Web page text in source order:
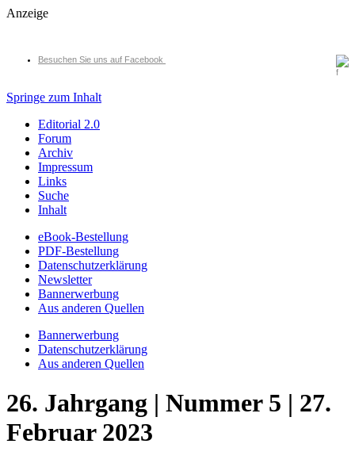
Anzeige
Besuchen Sie uns auf Facebook
Springe zum Inhalt
Editorial 2.0
Forum
Archiv
Impressum
Links
Suche
Inhalt
eBook-Bestellung
PDF-Bestellung
Datenschutzerklärung
Newsletter
Bannerwerbung
Aus anderen Quellen
Bannerwerbung
Datenschutzerklärung
Aus anderen Quellen
26. Jahrgang | Nummer 5 | 27.
Februar 2023